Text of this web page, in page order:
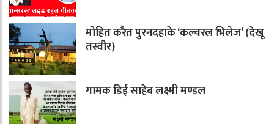
मोहित करैत पुरनदहाके ‘कल्चरल भिलेज’ (देखू
तस्वीर)
गामक डिई साहेब लक्ष्मी मण्डल